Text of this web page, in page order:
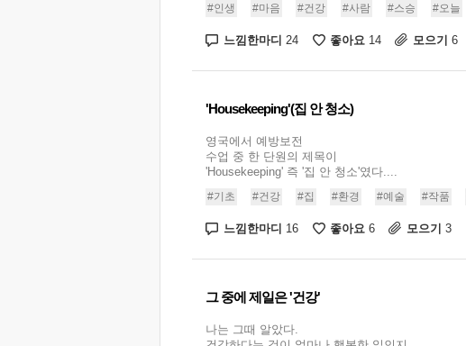
#인생 #마음 #건강 #사람 #스승 #오늘
느낌한마디 24 좋아요 14 모으기 6
'Housekeeping'(집 안 청소)
영국에서 예방보전
수업 중 한 단원의 제목이
'Housekeeping' 즉 '집 안 청소'였다....
#기초 #건강 #집 #환경 #예술 #작품
느낌한마디 16 좋아요 6 모으기 3
그 중에 제일은 '건강'
나는 그때 알았다.